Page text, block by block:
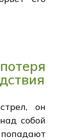
он
собой